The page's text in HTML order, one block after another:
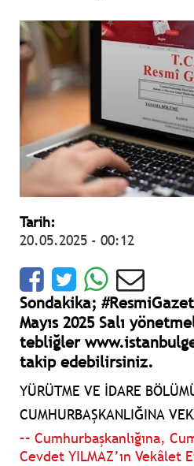
Tarih:
20.05.2025 - 00:12
Sondakika;
Mayıs 2025 Salı
tebliğler
takip edebilirsiniz.
YÜRÜTME VE İDARE
CUMHURBAŞKANLIĞINA
–– Cumhurbaşkanlığına,
Cevdet YILMAZ’ın Vekâlet